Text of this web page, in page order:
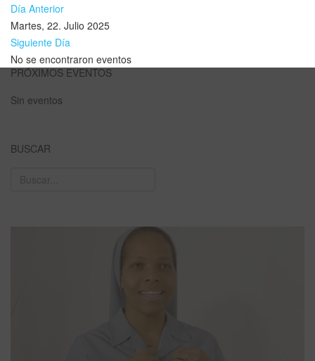
Día Anterior
Martes, 22. Julio 2025
Siguiente Día
No se encontraron eventos
PRÓXIMOS EVENTOS
Sin eventos
BUSCAR